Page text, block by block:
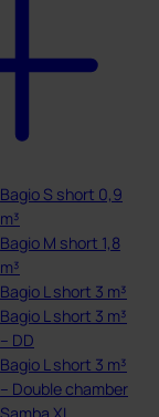
Bagio S short 0,9
m³
Bagio M short 1,8
m³
Bagio L short 3 m³
Bagio L short 3 m³
– DD
Bagio L short 3 m³
– Double chamber